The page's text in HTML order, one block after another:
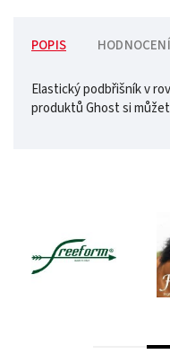
POPIS HODNOCENÍ
Elastický podbřišník v
produktů Ghost si